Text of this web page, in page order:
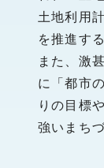
土地利用
を推進す
また、激
に「都市
りの目標
強いまち